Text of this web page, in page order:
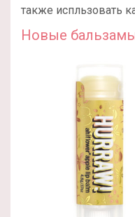
также испльзовать
Новые